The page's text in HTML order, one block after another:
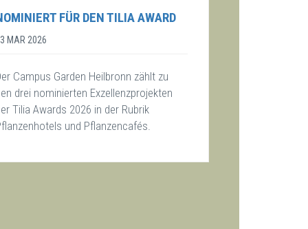
FÜR DEN TILIA AWARD
MAR 2026
Campus Garden Heilbronn zählt zu
drei nominierten Exzellenzprojekten
Tilia Awards 2026 in der Rubrik
und Pflanzencafés.